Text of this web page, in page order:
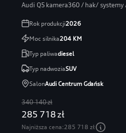
Audi Q5 kamera360 / hak/ systemy
Rok produkcji2026
Moc silnika204KM
Typ paliwadiesel
Typ nadwoziaSUV
SalonAudi Centrum Gdańsk
340 140 zł
285 718 zł
Najniższa cena:285 718 zł